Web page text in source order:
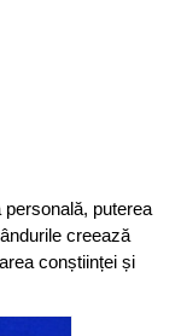
puterea
creează
conștiinței și